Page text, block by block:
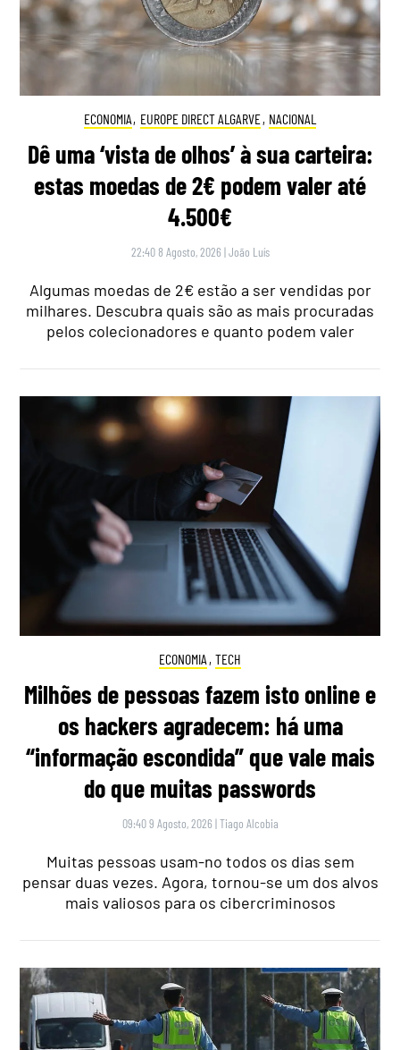
ECONOMIA, EUROPE DIRECT ALGARVE, NACIONAL
Dê uma ‘vista de olhos’ à sua carteira:
estas moedas de 2€ podem valer até
4.500€
22:40 8 Agosto, 2026 |João Luís
Algumas moedas de 2€ estão a ser vendidas por
milhares. Descubra quais são as mais procuradas
pelos colecionadores e quanto podem valer
ECONOMIA , TECH
Milhões de pessoas fazem isto online e
os hackers agradecem: há uma
“informação escondida” que vale mais
do que muitas passwords
09:40 9 Agosto, 2026 |Tiago Alcobia
Muitas pessoas usam-no todos os dias sem
pensar duas vezes. Agora, tornou-se um dos alvos
mais valiosos para os cibercriminosos